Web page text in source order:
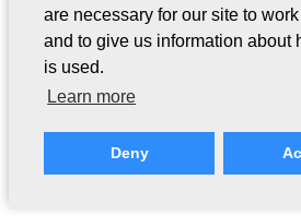
are necessary for our site to
and to give us information about
is used.
Learn more
Deny